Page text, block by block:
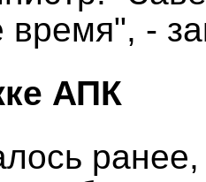
-
АПК